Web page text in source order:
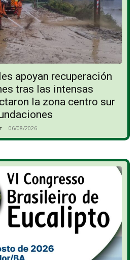
apoyan recuperación
tras las intensas
la zona centro sur
- 06/08/2026